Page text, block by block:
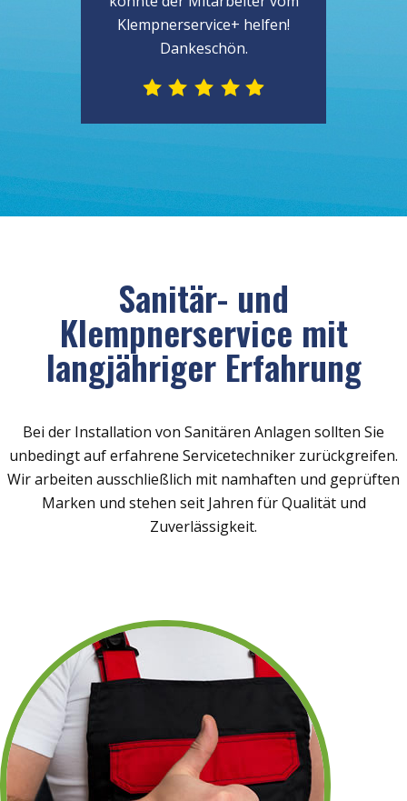
Klempnerservice+ helfen!
Dankeschön.
Sanitär- und
Klempnerservice mit
langjähriger Erfahrung
Bei der Installation von Sanitären Anlagen sollten Sie
unbedingt auf erfahrene Servicetechniker zurückgreifen.
Wir arbeiten ausschließlich mit namhaften und geprüften
Marken und stehen seit Jahren für Qualität und
Zuverlässigkeit.